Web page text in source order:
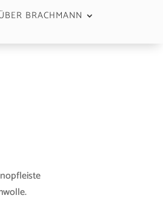
BRACHMANN